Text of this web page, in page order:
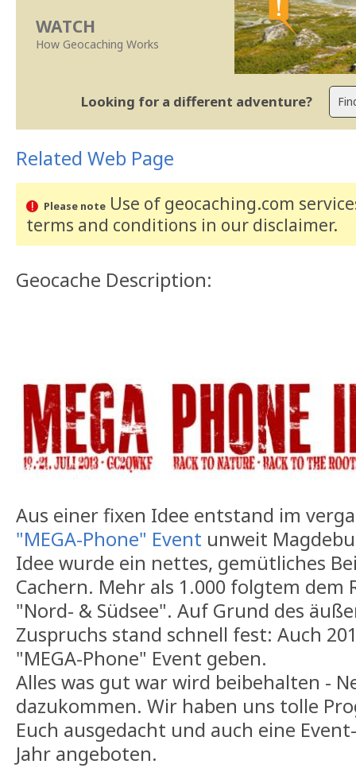
WATCH
How Geocaching Works
Looking for a different adventure?
Related Web Page
Please noteUse of geocaching.com
terms and conditions in our disclaimer.
Geocache Description:
Aus einer fixen Idee entstand im
"MEGA-Phone" Event unweit
Idee wurde ein nettes, gemütliches
Cachern. Mehr als 1.000 folgtem dem
"Nord- & Südsee". Auf Grund des
Zuspruchs stand schnell fest: Auch
"MEGA-Phone" Event geben.
Alles was gut war wird beibehalten -
dazukommen. Wir haben uns tolle
Euch ausgedacht und auch eine
Jahr angeboten.